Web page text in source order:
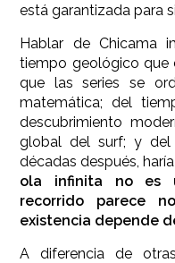
está garantizada para
Hablar de Chicama
tiempo geológico que
que las series se
matemática; del
descubrimiento
global del surf; y del
décadas después,
ola infinita no es
recorrido parece
existencia depende
A diferencia de